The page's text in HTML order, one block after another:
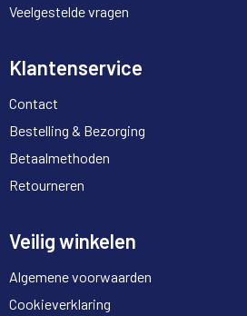
Veelgestelde vragen
Klantenservice
Contact
Bestelling & Bezorging
Betaalmethoden
Retourneren
Veilig winkelen
Algemene voorwaarden
Cookieverklaring